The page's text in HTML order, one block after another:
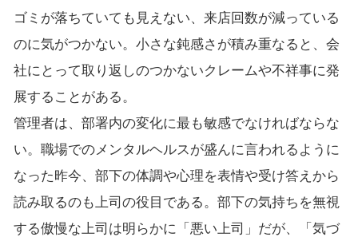
ゴミが落ちていても見えない、来店回数が減っている
のに気がつかない。小さな鈍感さが積み重なると、会
社にとって取り返しのつかないクレームや不祥事に発
展することがある。
管理者は、部署内の変化に最も敏感でなければならな
い。職場でのメンタルヘルスが盛んに言われるように
なった昨今、部下の体調や心理を表情や受け答えから
読み取るのも上司の役目である。部下の気持ちを無視
する傲慢な上司は明らかに「悪い上司」だが、「気づ